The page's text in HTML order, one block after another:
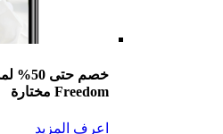
خصم حتى
Freedom مختارة
اعرف المزيد